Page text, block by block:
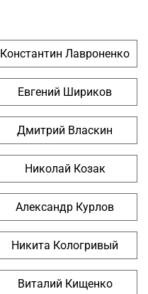
Константин Лавроненко
Евгений Шириков
Дмитрий Власкин
Николай Козак
Александр Курлов
Никита Кологривый
Виталий Кищенко